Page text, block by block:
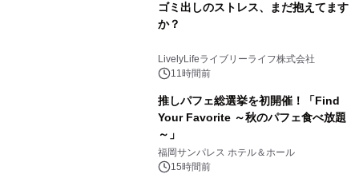
ゴミ出しのストレス、まだ抱えてます
か？
LivelyLifeライブリーライフ株式会社
11時間前
推しパフェ総選挙を初開催！「Find
Your Favorite ～秋のパフェ食べ放題
～」
福岡サンパレス ホテル＆ホール
15時間前